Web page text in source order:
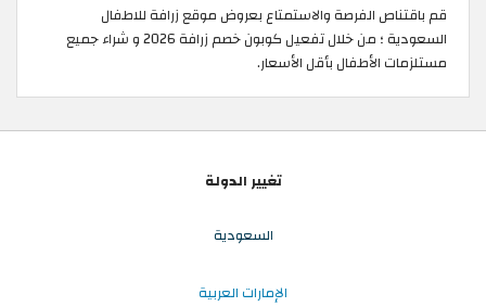
قم باقتناص الفرصة والاستمتاع بعروض موقع زرافة للاطفال
السعودية ؛ من خلال تفعيل كوبون خصم زرافة 2026 و شراء جميع
مستلزمات الأطفال بأقل الأسعار.
تغيير الدولة
السعودية
الإمارات العربية